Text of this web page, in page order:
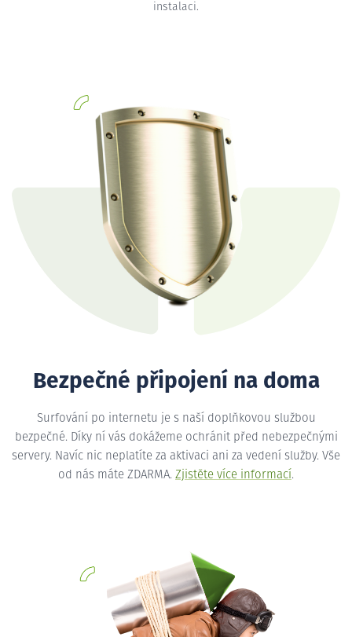
instalaci.
Bezpečné připojení na doma
Surfování po internetu je s naší doplňkovou službou
bezpečné. Díky ní vás dokážeme ochránit před nebezpečnými
servery. Navíc nic neplatíte za aktivaci ani za vedení služby. Vše
od nás máte ZDARMA. Zjistěte více informací.